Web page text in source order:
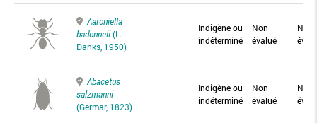
Aaroniella
badonneli(L.
Danks, 1950)
Indigène ou
indéterminé
Non
évalué
Non
Abacetus
salzmanni
(Germar, 1823)
Indigène ou
indéterminé
Non
évalué
Non